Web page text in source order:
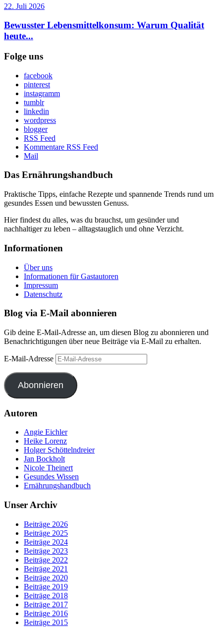
22. Juli 2026
Bewusster Lebensmittelkonsum: Warum Qualität
heute...
Folge uns
facebook
pinterest
instagramm
tumblr
linkedin
wordpress
blogger
RSS Feed
Kommentare RSS Feed
Mail
Das Ernährungshandbuch
Praktische Tipps, einfache Rezepte und spannende Trends rund um
gesundes Essen und bewussten Genuss.
Hier findest du alles, was du brauchst, um gesünder und
nachhaltiger zu leben – alltagstauglich und ohne Verzicht.
Informationen
Über uns
Informationen für Gastautoren
Impressum
Datenschutz
Blog via E-Mail abonnieren
Gib deine E-Mail-Adresse an, um diesen Blog zu abonnieren und
Benachrichtigungen über neue Beiträge via E-Mail zu erhalten.
E-Mail-Adresse
Abonnieren
Autoren
Angie Eichler
Heike Lorenz
Holger Schöttelndreier
Jan Bockholt
Nicole Theinert
Gesundes Wissen
Ernährungshandbuch
Unser Archiv
Beiträge 2026
Beiträge 2025
Beiträge 2024
Beiträge 2023
Beiträge 2022
Beiträge 2021
Beiträge 2020
Beiträge 2019
Beiträge 2018
Beiträge 2017
Beiträge 2016
Beiträge 2015